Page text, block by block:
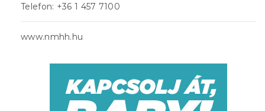
Telefon: +36 1 457 7100
www.nmhh.hu